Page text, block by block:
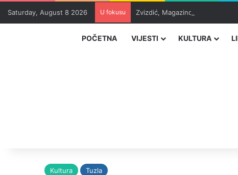
Saturday, August 8 2026 U fokusu Zvizdić, Magazinović i Kojović
POČETNA VIJESTI KULTURA
Kultura Tuzla